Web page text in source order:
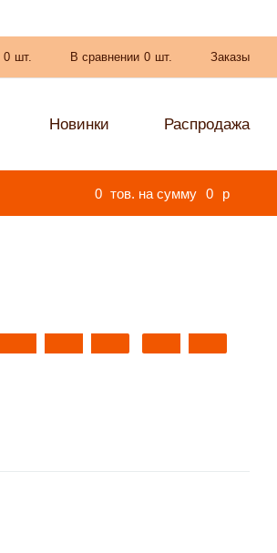
0 шт. В сравнении 0 шт. Заказы
Новинки Распродажа
0 тов. на сумму 0 p